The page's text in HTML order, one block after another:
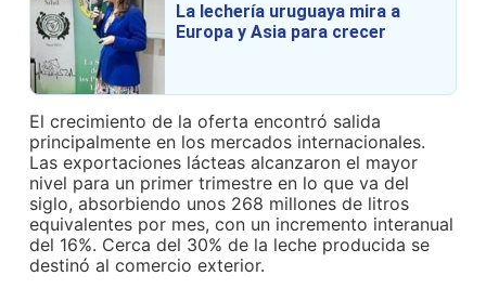
La lechería uruguaya mira a
Europa y Asia para crecer
El crecimiento de la oferta encontró salida
principalmente en los mercados internacionales.
Las exportaciones lácteas alcanzaron el mayor
nivel para un primer trimestre en lo que va del
siglo, absorbiendo unos 268 millones de litros
equivalentes por mes, con un incremento interanual
del 16%. Cerca del 30% de la leche producida se
destinó al comercio exterior.